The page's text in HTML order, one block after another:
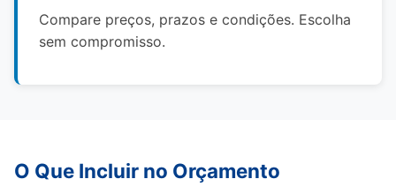
Compare preços, prazos e condições. Escolha
sem compromisso.
O Que Incluir no Orçamento